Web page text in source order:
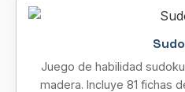
Juego de habilidad
madera. Incluye 81 fichas